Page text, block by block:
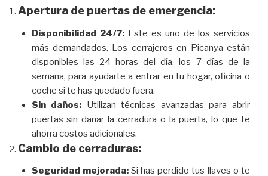
Apertura de puertas de emergencia:
Disponibilidad 24/7:Este es uno de los servicios
más demandados. Los cerrajeros en Picanya están
disponibles las 24 horas del día, los 7 días de la
semana, para ayudarte a entrar en tu hogar, oficina o
coche si te has quedado fuera.
Sin daños: Utilizan técnicas avanzadas para abrir
puertas sin dañar la cerradura o la puerta, lo que te
ahorra costos adicionales.
Cambio de cerraduras:
Seguridad mejorada:Si has perdido tus llaves o te